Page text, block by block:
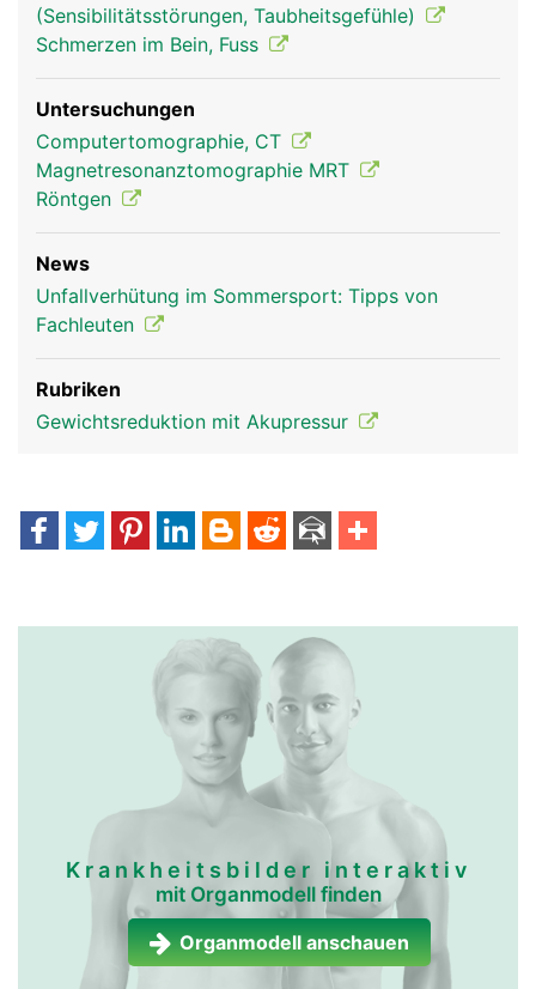
Schienbein Mann
(Sensibilitätsstörungen, Taubheitsgefühle)
Schmerzen im Bein, Fuss
Untersuchungen
Computertomographie, CT
Magnetresonanztomographie MRT
Röntgen
News
Unfallverhütung im Sommersport: Tipps von
Fachleuten
Rubriken
Gewichtsreduktion mit Akupressur
Krankheitsbilder interaktiv
mit Organmodell finden
Organmodell anschauen